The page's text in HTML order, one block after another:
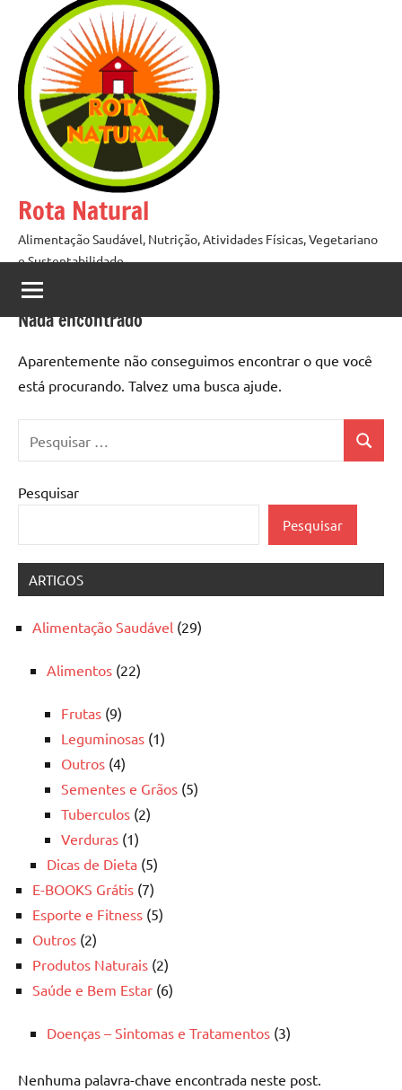
conteúdo
Rota Natural
Alimentação Saudável, Nutrição, Atividades Físicas, Vegetariano
e Sustentabilidade
Nada encontrado
Aparentemente não conseguimos encontrar o que você
está procurando. Talvez uma busca ajude.
por:
Pesquisar
Pesquisar
ARTIGOS
Alimentação Saudável (29)
Alimentos (22)
Frutas (9)
Leguminosas (1)
Outros (4)
Sementes e Grãos (5)
Tuberculos (2)
Verduras (1)
Dicas de Dieta (5)
E-BOOKS Grátis (7)
Esporte e Fitness (5)
Outros (2)
Produtos Naturais (2)
Saúde e Bem Estar (6)
Doenças – Sintomas e Tratamentos (3)
Nenhuma palavra-chave encontrada neste post.